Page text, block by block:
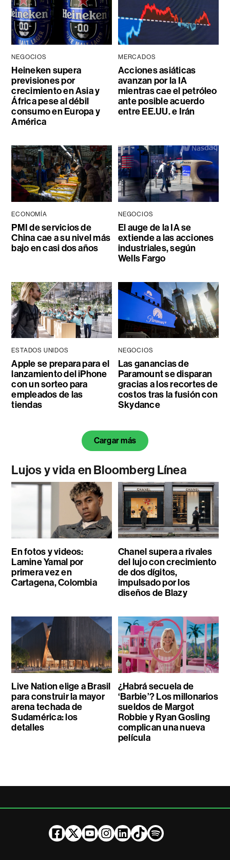
NEGOCIOS
Heineken supera
previsiones por
crecimiento en Asia y
África pese al débil
consumo en Europa y
América
MERCADOS
Acciones asiáticas
avanzan por la IA
mientras cae el petróleo
ante posible acuerdo
entre EE.UU. e Irán
ECONOMÍA
PMI de servicios de
China cae a su nivel más
bajo en casi dos años
NEGOCIOS
El auge de la IA se
extiende a las acciones
industriales, según
Wells Fargo
ESTADOS UNIDOS
Apple se prepara para el
lanzamiento del iPhone
con un sorteo para
empleados de las
tiendas
NEGOCIOS
Las ganancias de
Paramount se disparan
gracias a los recortes de
costos tras la fusión con
Skydance
Cargar más
Lujos y vida en Bloomberg Línea
En fotos y videos:
Lamine Yamal por
primera vez en
Cartagena, Colombia
Chanel supera a rivales
del lujo con crecimiento
de dos dígitos,
impulsado por los
diseños de Blazy
Live Nation elige a Brasil
para construir la mayor
arena techada de
Sudamérica: los
detalles
¿Habrá secuela de
‘Barbie’? Los millonarios
sueldos de Margot
Robbie y Ryan Gosling
complican una nueva
película